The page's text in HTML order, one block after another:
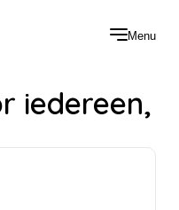
Menu
iedereen,